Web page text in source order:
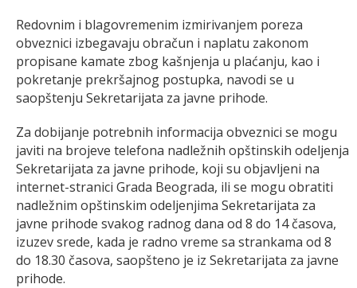
Redovnim i blagovremenim izmirivanjem poreza
obveznici izbegavaju obračun i naplatu zakonom
propisane kamate zbog kašnjenja u plaćanju, kao i
pokretanje prekršajnog postupka, navodi se u
saopštenju Sekretarijata za javne prihode.
Za dobijanje potrebnih informacija obveznici se mogu
javiti na brojeve telefona nadležnih opštinskih odeljenja
Sekretarijata za javne prihode, koji su objavljeni na
internet-stranici Grada Beograda, ili se mogu obratiti
nadležnim opštinskim odeljenjima Sekretarijata za
javne prihode svakog radnog dana od 8 do 14 časova,
izuzev srede, kada je radno vreme sa strankama od 8
do 18.30 časova, saopšteno je iz Sekretarijata za javne
prihode.